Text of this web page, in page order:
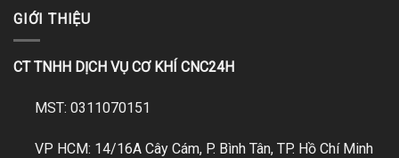
GIỚI THIỆU
CT TNHH DỊCH VỤ CƠ KHÍ CNC24H
MST: 0311070151
VP HCM: 14/16A Cây Cám, P. Bình Tân, TP. Hồ Chí Minh